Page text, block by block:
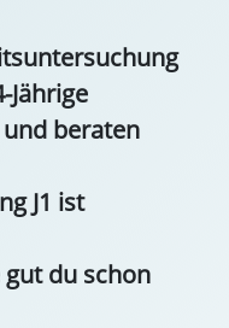
Jährige
beraten
J1 ist
du schon